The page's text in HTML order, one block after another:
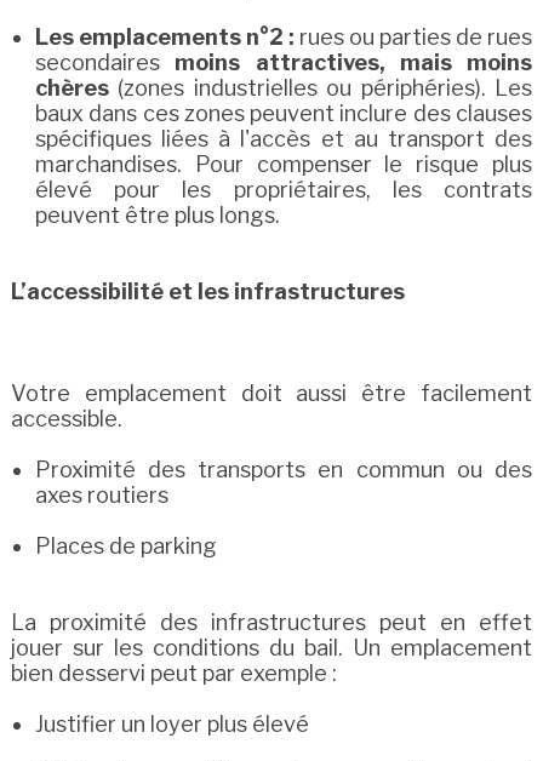
Les emplacements n°2 : rues ou parties de rues
secondaires moins attractives, mais moins
chères(zones industrielles ou périphéries). Les
baux dans ces zones peuvent inclure des clauses
spécifiques liées à l'accès et au transport des
marchandises. Pour compenser le risque plus
élevé pour les propriétaires, les contrats
peuvent être plus longs.
L’accessibilité et les infrastructures
Votre emplacement doit aussi être facilement
accessible.
Proximité des transports en commun ou des
axes routiers
Places de parking
La proximité des infrastructures peut en effet
jouer sur les conditions du bail. Un emplacement
bien desservi peut par exemple :
Justifier un loyer plus élevé